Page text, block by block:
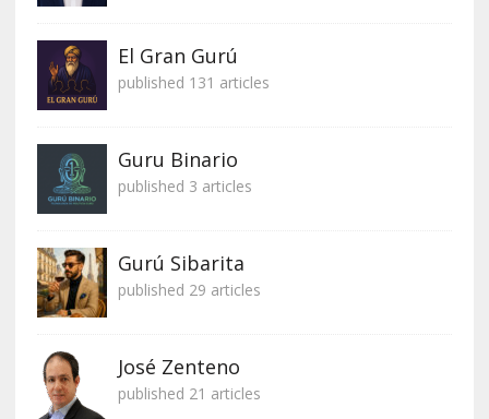
El Gran Gurú
published 131 articles
Guru Binario
published 3 articles
Gurú Sibarita
published 29 articles
José Zenteno
published 21 articles